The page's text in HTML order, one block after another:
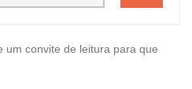
um convite de leitura para que